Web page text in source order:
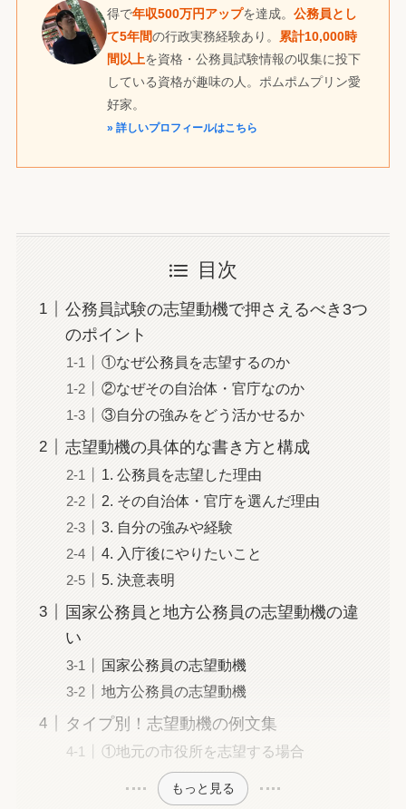
得で年収500万円アップを達成。 公務員とし
て5年間の行政実務経験あり。 累計10,000時
間以上を資格・公務員試験情報の収集に投下
している資格が趣味の人。ポムポムプリン愛
好家。
» 詳しいプロフィールはこちら
目次
公務員試験の志望動機で押さえるべき3つ
のポイント
①なぜ公務員を志望するのか
②なぜその自治体・官庁なのか
③自分の強みをどう活かせるか
志望動機の具体的な書き方と構成
1. 公務員を志望した理由
2. その自治体・官庁を選んだ理由
3. 自分の強みや経験
4. 入庁後にやりたいこと
5. 決意表明
国家公務員と地方公務員の志望動機の違
い
国家公務員の志望動機
地方公務員の志望動機
タイプ別！志望動機の例文集
①地元の市役所を志望する場合
もっと見る